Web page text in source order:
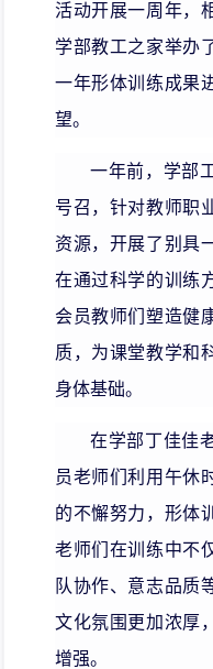
活动开展一周年，
学部教工之家举办
一年形体训练成果
望。
一年前，学部
号召，针对教师职
资源，开展了别具
在通过科学的训练
会员教师们塑造健
质，为课堂教学和
身体基础。
在学部丁佳佳
员老师们利用午休
的不懈努力，形体
老师们在训练中不
队协作、意志品质
文化氛围更加浓厚
增强。